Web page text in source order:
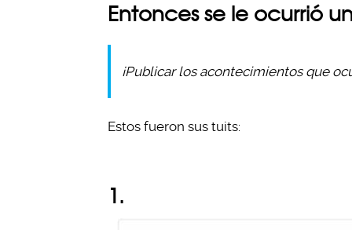
Entonces se le ocurrió
¡Publicar los acontecimientos que
Estos fueron sus tuits:
1.